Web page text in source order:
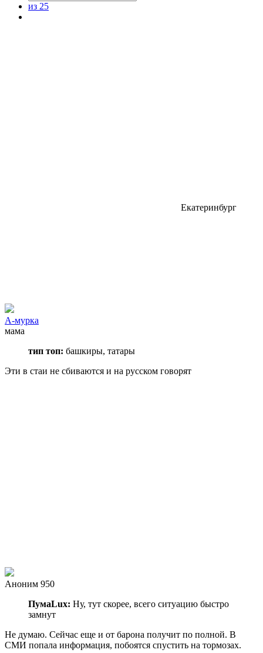
из 25
Екатеринбург
А-мурка
мама
тип топ: башкиры, татары
Эти в стаи не сбиваются и на русском говорят
Аноним 950
ПумаLux: Ну, тут скорее, всего ситуацию быстро
замнут
Не думаю. Сейчас еще и от барона получит по полной. В
СМИ попала информация, побоятся спустить на тормозах.